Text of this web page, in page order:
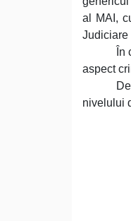
al MAI,
Judiciare
aspect
nivelului